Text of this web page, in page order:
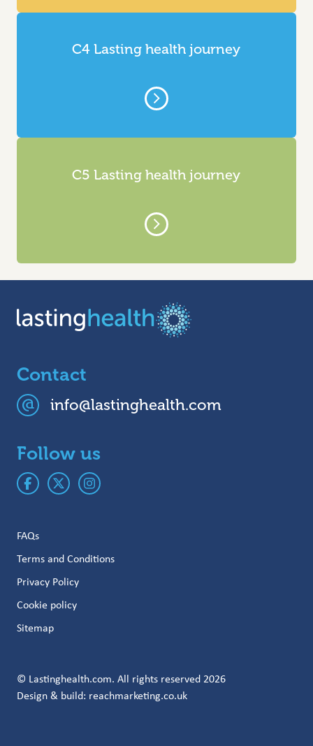
C4 Lasting health journey
C5 Lasting health journey
Contact
info@lastinghealth.com
Follow us
FAQs
Terms and Conditions
Privacy Policy
Cookie policy
Sitemap
© Lastinghealth.com. All rights reserved 2026
Design & build: reachmarketing.co.uk